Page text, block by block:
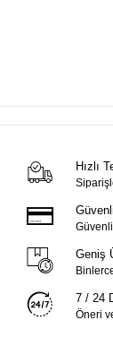
Hızlı
Geniş
7 / 24
Öneri